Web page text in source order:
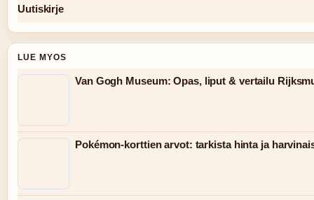
Uutiskirje
LUE MYOS
Van Gogh Museum: Opas, liput & vertailu
Pokémon-korttien arvot: tarkista hinta ja